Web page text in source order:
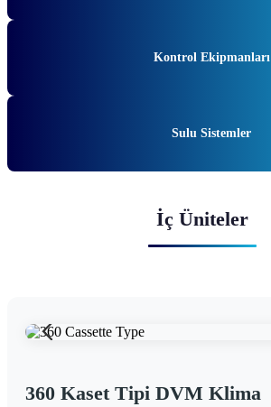
Kontrol Ekipmanları
Sulu Sistemler
İç Üniteler
360 Kaset Tipi DVM Klima